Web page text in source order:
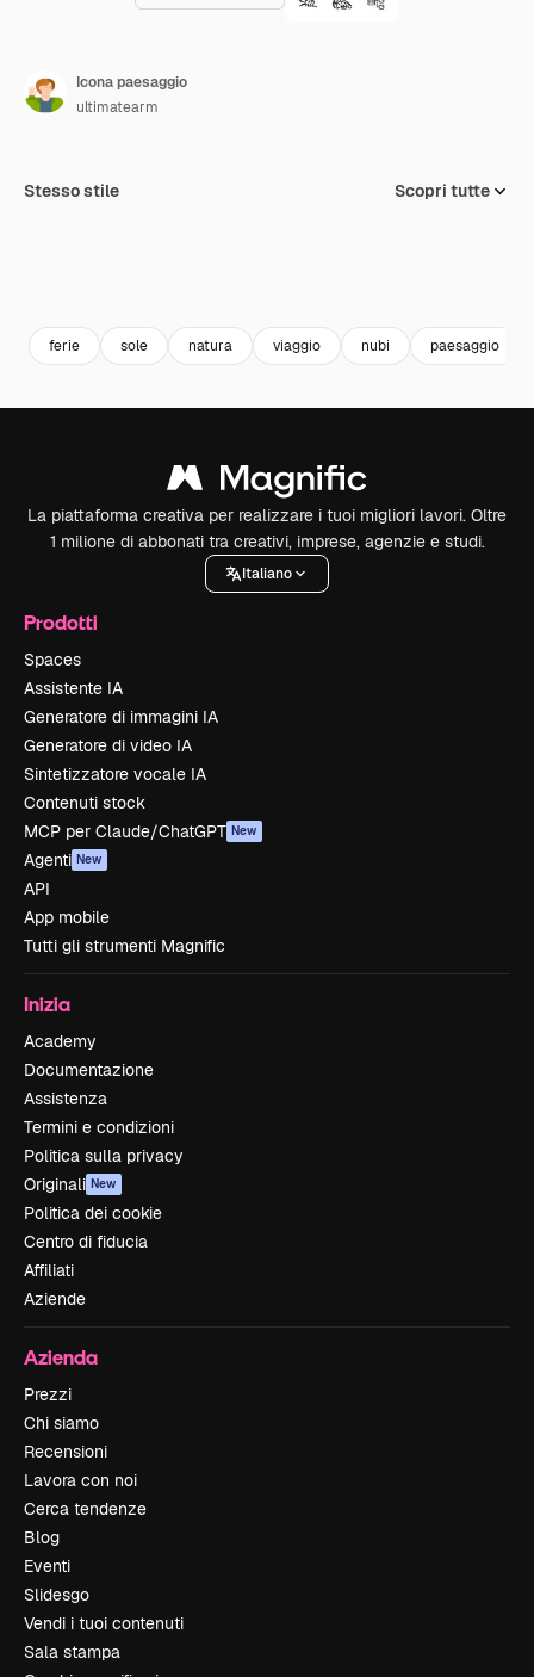
Icona paesaggio
ultimatearm
Stesso stile Scopri tutte
ferie sole natura viaggio nubi paesaggio
La piattaforma creativa per realizzare i tuoi migliori lavori. Oltre
1 milione di abbonati tra creativi, imprese, agenzie e studi.
Italiano
Prodotti
Spaces
Assistente IA
Generatore di immagini IA
Generatore di video IA
Sintetizzatore vocale IA
Contenuti stock
MCP per Claude/ChatGPT New
Agenti New
API
App mobile
Tutti gli strumenti Magnific
Inizia
Academy
Documentazione
Assistenza
Termini e condizioni
Politica sulla privacy
Originali New
Politica dei cookie
Centro di fiducia
Affiliati
Aziende
Azienda
Prezzi
Chi siamo
Recensioni
Lavora con noi
Cerca tendenze
Blog
Eventi
Slidesgo
Vendi i tuoi contenuti
Sala stampa